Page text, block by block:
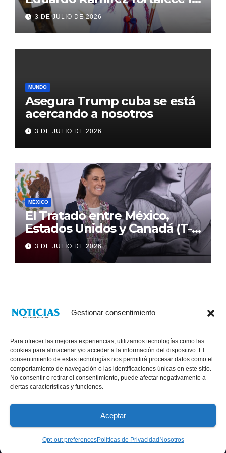
Gestionar consentimiento
Para ofrecer las mejores experiencias, utilizamos tecnologías como las
cookies para almacenar y/o acceder a la información del dispositivo. El
consentimiento de estas tecnologías nos permitirá procesar datos como el
comportamiento de navegación o las identificaciones únicas en este sitio.
No consentir o retirar el consentimiento, puede afectar negativamente a
ciertas características y funciones.
Aceptar
Opt-out preferencesPolíticas de Privacidad Nosotros
transformación de Aldama
con inversión histórica
3 DE JULIO DE 2026
MUNDO
Asegura Trump cuba se está
acercando a nosotros
3 DE JULIO DE 2026
MÉXICO
El Tratado entre México,
Estados Unidos y Canadá (T-
MEC) se mantiene hasta el
2036: Presidenta Claudia
Sheinbaum
3 DE JULIO DE 2026
® Derechos Reservados 2026|
Chiapas. VENTAS: 961 6120154